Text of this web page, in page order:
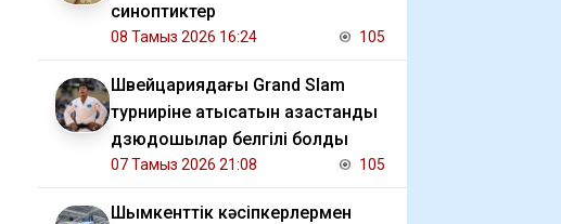
синоптиктер
08 Тамыз 2026 16:24 105
Швейцариядағы Grand Slam
турниріне қатысатын қазақстандық
дзюдошылар белгілі болды
07 Тамыз 2026 21:08 105
Шымкенттік кәсіпкерлермен